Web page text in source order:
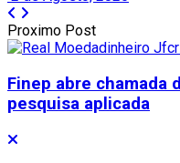
Proximo Post
Finep abre chamada
pesquisa aplicada